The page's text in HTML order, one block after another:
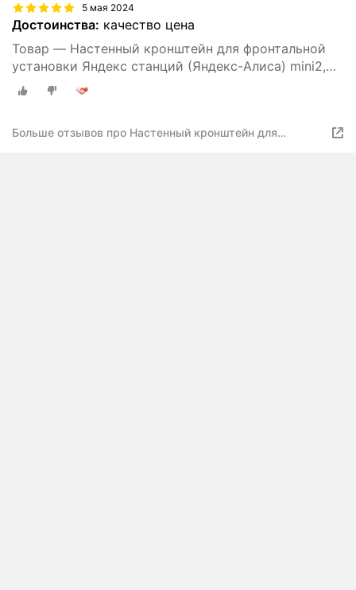
5 мая 2024
Достоинства: качество цена
Товар — Настенный кронштейн для фронтальной
установки Яндекс станций (Яндекс-Алиса) mini2,
3D печать, черный
Больше отзывов про Настенный кронштейн для